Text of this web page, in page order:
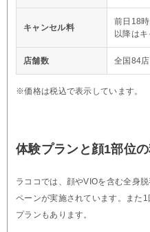
キャンセル料
前日18
以降は
店舗数 全国84
※価格は税込で表示しています。
体験プランと顔1部位
ラココでは、顔やVIOを含む全身
ペーンが実施されています。また
プランもあります。